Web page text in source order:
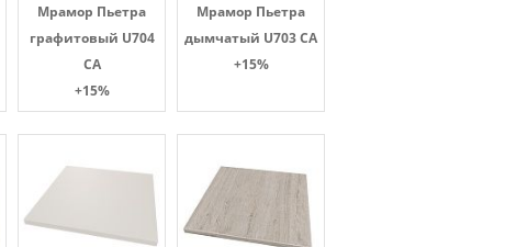
Мрамор Пьетра
графитовый U704
CA
+15%
Мрамор Пьетра
дымчатый U703 CA
+15%